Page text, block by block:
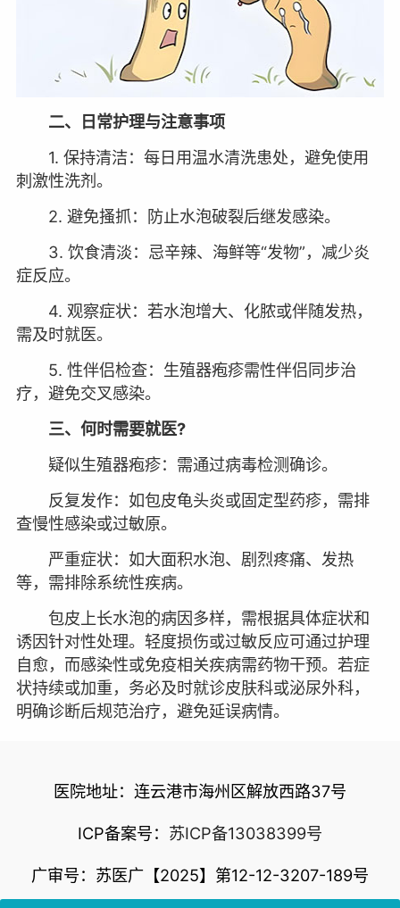
二、日常护理与注意事项
1. 保持清洁：每日用温水清洗患处，避免使用
刺激性洗剂。
2. 避免搔抓：防止水泡破裂后继发感染。
3. 饮食清淡：忌辛辣、海鲜等“发物”，减少炎
症反应。
4. 观察症状：若水泡增大、化脓或伴随发热，
需及时就医。
5. 性伴侣检查：生殖器疱疹需性伴侣同步治
疗，避免交叉感染。
三、何时需要就医?
疑似生殖器疱疹：需通过病毒检测确诊。
反复发作：如包皮龟头炎或固定型药疹，需排
查慢性感染或过敏原。
严重症状：如大面积水泡、剧烈疼痛、发热
等，需排除系统性疾病。
包皮上长水泡的病因多样，需根据具体症状和
诱因针对性处理。轻度损伤或过敏反应可通过护理
自愈，而感染性或免疫相关疾病需药物干预。若症
状持续或加重，务必及时就诊皮肤科或泌尿外科，
明确诊断后规范治疗，避免延误病情。
医院地址：连云港市海州区解放西路37号
ICP备案号： 苏ICP备13038399号
广审号：苏医广【2025】第12-12-3207-189号